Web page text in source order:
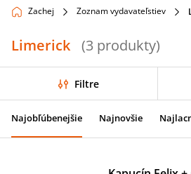
Zachej Zoznam vydavateľstiev
Limerick (3 produkty)
Filtre
Najobľúbenejšie Najnovšie